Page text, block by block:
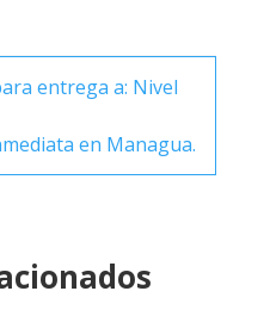
entrega a: Nivel
en Managua.